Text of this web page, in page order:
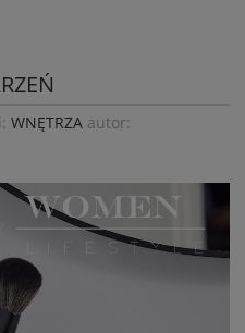
WNĘTRZA autor: